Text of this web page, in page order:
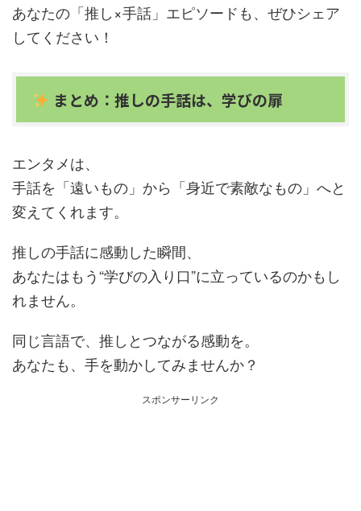
あなたの「推し×手話」エピソードも、ぜひシェア
してください！
まとめ：推しの手話は、学びの扉
エンタメは、
手話を「遠いもの」から「身近で素敵なもの」へと
変えてくれます。
推しの手話に感動した瞬間、
あなたはもう“学びの入り口”に立っているのかもし
れません。
同じ言語で、推しとつながる感動を。
あなたも、手を動かしてみませんか？
スポンサーリンク